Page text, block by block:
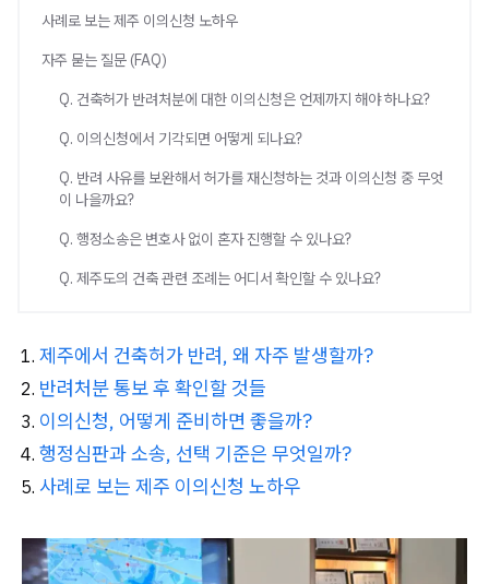
사례로 보는 제주 이의신청 노하우
자주 묻는 질문 (FAQ)
Q. 건축허가 반려처분에 대한 이의신청은 언제까지 해야 하나요?
Q. 이의신청에서 기각되면 어떻게 되나요?
Q. 반려 사유를 보완해서 허가를 재신청하는 것과 이의신청 중 무엇
이 나을까요?
Q. 행정소송은 변호사 없이 혼자 진행할 수 있나요?
Q. 제주도의 건축 관련 조례는 어디서 확인할 수 있나요?
제주에서 건축허가 반려, 왜 자주 발생할까?
반려처분 통보 후 확인할 것들
이의신청, 어떻게 준비하면 좋을까?
행정심판과 소송, 선택 기준은 무엇일까?
사례로 보는 제주 이의신청 노하우